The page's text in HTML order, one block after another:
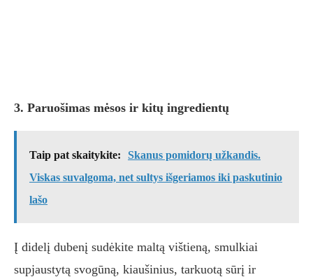
3. Paruošimas mėsos ir kitų ingredientų
Taip pat skaitykite:
Skanus pomidorų užkandis.
Viskas suvalgoma, net sultys išgeriamos iki paskutinio
lašo
Į didelį dubenį sudėkite maltą vištieną, smulkiai
supjaustytą svogūną, kiaušinius, tarkuotą sūrį ir